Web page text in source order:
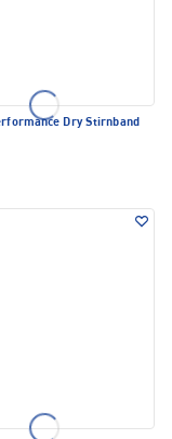
Dry Stirnband